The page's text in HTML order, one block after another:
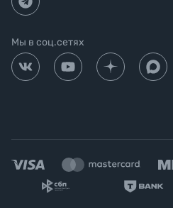
Мы в соц.сетях